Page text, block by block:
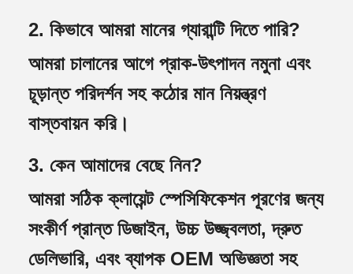
2. কিভাবে আমরা মানের গ্যারান্টি দিতে পারি?
আমরা চালানের আগে প্রাক-উৎপাদন নমুনা এবং
চূড়ান্ত পরিদর্শন সহ কঠোর মান নিয়ন্ত্রণ
বাস্তবায়ন করি।
3. কেন আমাদের বেছে নিন?
আমরা সঠিক ক্লায়েন্ট স্পেসিফিকেশন পূরণের জন্য
সংকীর্ণ প্রান্ত ডিজাইন, উচ্চ উজ্জ্বলতা, দ্রুত
ডেলিভারি, এবং ব্যাপক OEM অভিজ্ঞতা সহ